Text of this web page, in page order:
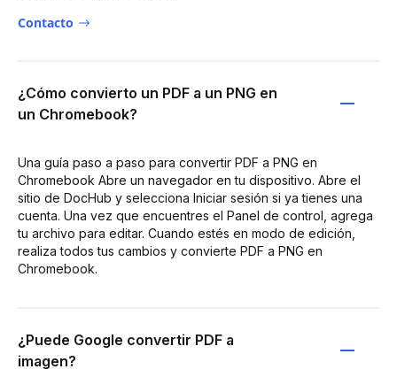
Contacto
¿Cómo convierto un PDF a un PNG en
un Chromebook?
Una guía paso a paso para convertir PDF a PNG en
Chromebook Abre un navegador en tu dispositivo. Abre el
sitio de DocHub y selecciona Iniciar sesión si ya tienes una
cuenta. Una vez que encuentres el Panel de control, agrega
tu archivo para editar. Cuando estés en modo de edición,
realiza todos tus cambios y convierte PDF a PNG en
Chromebook.
¿Puede Google convertir PDF a
imagen?